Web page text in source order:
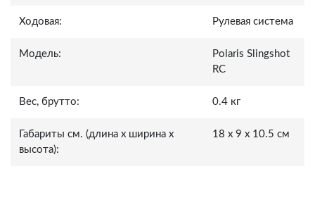
Ходовая: Рулевая система
Модель:
Polaris Slingshot
RC
Вес, брутто: 0.4 кг
Габариты см. (длина x ширина x
высота):
18 x 9 x 10.5 см